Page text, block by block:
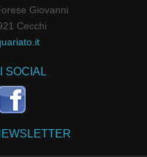
Giovanni
Cecchi
SOCIAL